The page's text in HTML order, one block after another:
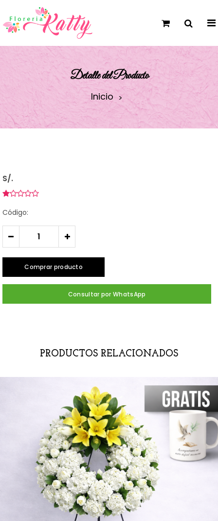
Detalle del Producto
Inicio
S/.
Código:
- +
Comprar producto
Consultar por WhatsApp
PRODUCTOS RELACIONADOS